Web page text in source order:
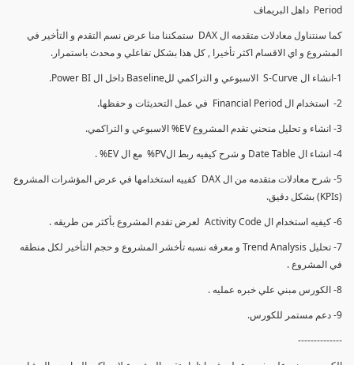
Period داهل البريماف
كما سنتناول معادلات متقدمه ال DAX ستمكننا منا عرض نسم التقدم و التأخير في
المشروع و اي الاقسام اكثر تأخيرا , كل هذا بشكل تفاعلي و محدث باستمرار.
1-انشاء ال S-Curve الاسبوعي و التراكمي للBaseline داخل ال Power BI.
2- استخدام ال Financial Period في عمل التحديثات و حفظها.
3- انشاء و تحليل منحني تقدم المشروع EV% الاسبوعي و التراكمي.
4- انشاء ال Date Table و شرح كيفيه ربط الPV% مع ال EV% .
5- شرح معادلات متقدمه من ال DAX كفييه استخدامها في عرض المؤشرات المشروع
(KPIs) بشكل دقيق.
6- كيفيه استخدام ال Activity Code لعرض تقدم المشروع بأكثر من طريقه .
7- تحليل Trend Analysis و معرفه نسبه تأخشر المشروع و حجم التأخير لكل منطقه
في المشروع .
8- الكورس مبني علي خبره عمليه .
9- دعم مستمر للكورس.
--------------